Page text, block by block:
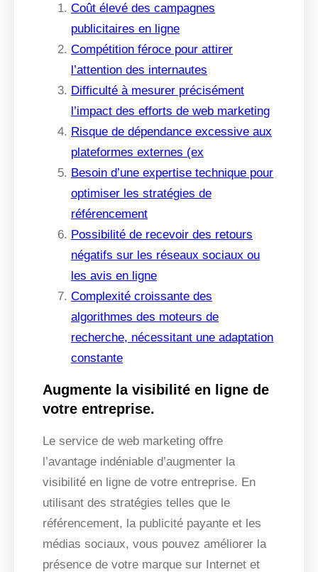
Coût élevé des campagnes
publicitaires en ligne
Compétition féroce pour attirer
l’attention des internautes
Difficulté à mesurer précisément
l’impact des efforts de web marketing
Risque de dépendance excessive aux
plateformes externes (ex
Besoin d’une expertise technique pour
optimiser les stratégies de
référencement
Possibilité de recevoir des retours
négatifs sur les réseaux sociaux ou
les avis en ligne
Complexité croissante des
algorithmes des moteurs de
recherche, nécessitant une adaptation
constante
Augmente la visibilité en ligne de
votre entreprise.
Le service de web marketing offre
l’avantage indéniable d’augmenter la
visibilité en ligne de votre entreprise. En
utilisant des stratégies telles que le
référencement, la publicité payante et les
médias sociaux, vous pouvez améliorer la
présence de votre marque sur Internet et